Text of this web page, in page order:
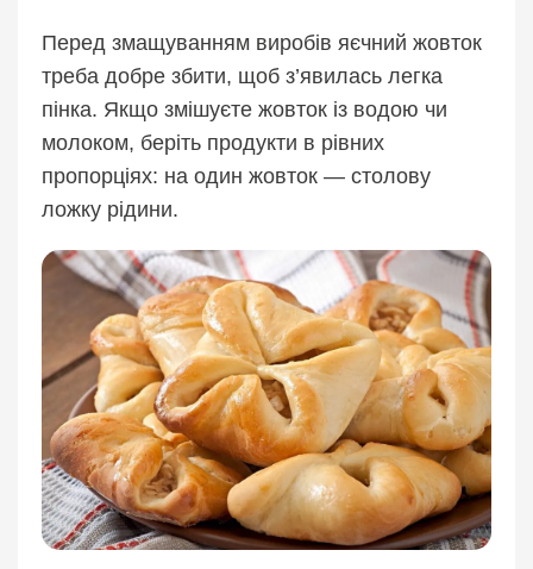
Перед змащуванням виробів яєчний жовток
треба добре збити, щоб з’явилась легка
пінка. Якщо змішуєте жовток із водою чи
молоком, беріть продукти в рівних
пропорціях: на один жовток — столову
ложку рідини.